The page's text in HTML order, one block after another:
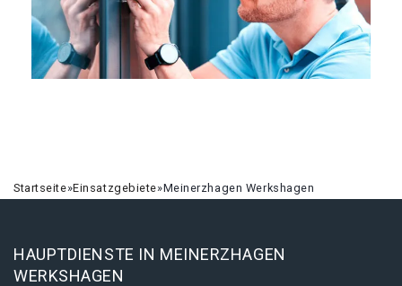
Startseite»Einsatzgebiete»Meinerzhagen Werkshagen
HAUPTDIENSTE IN MEINERZHAGEN
WERKSHAGEN